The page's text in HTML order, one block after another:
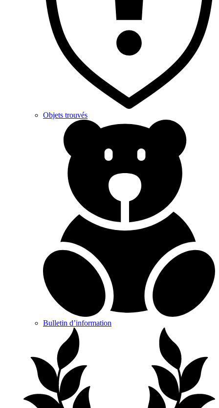
Objets trouvés
Bulletin d’information